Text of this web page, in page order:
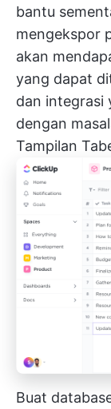
bantu
mengekspor
akan
yang dapat
dan integrasi
dengan
Tampilan
Buat